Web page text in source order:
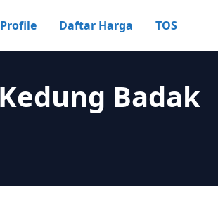
Profile Daftar Harga TOS
Badak